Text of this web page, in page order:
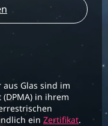
Glas sind im
in ihrem
ein Zertifikat.